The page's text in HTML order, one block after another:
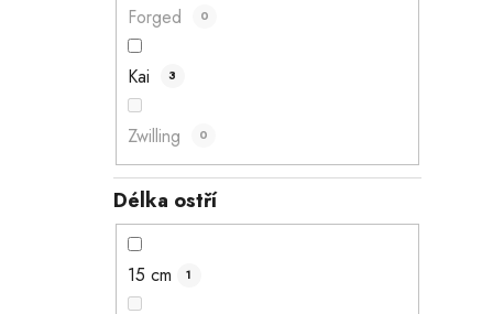
Forged 0
Kai 3
Zwilling 0
Délka ostří
15 cm 1